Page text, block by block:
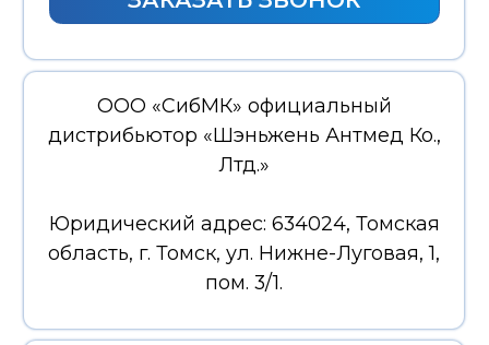
КПП:701701001
ОГРН:1097017016535
Продвижение и разработка сайтов
от Евдокименко Маркетинг
Копирование и использование
информации сайта без согласия
владельца запрещены и преследуется
по закону.